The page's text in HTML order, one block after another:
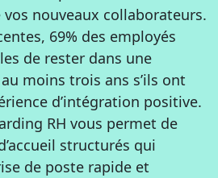
nouveaux collaborateurs.
69% des employés
de rester dans une
moins trois ans s’ils ont
d’intégration positive.
RH vous permet de
structurés qui
de poste rapide et